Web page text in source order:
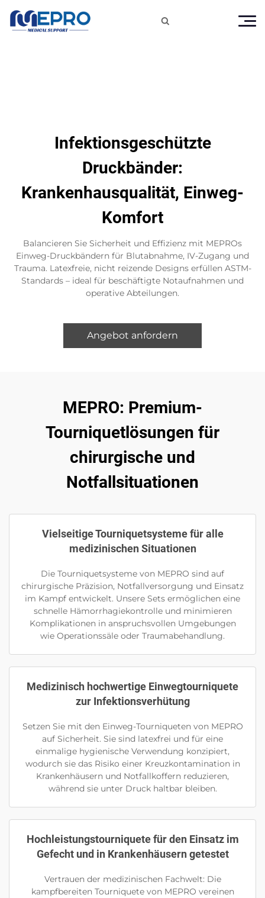

Infektionsgeschützte
Druckbänder:
Krankenhausqualität, Einweg-
Komfort
Balancieren Sie Sicherheit und Effizienz mit MEPROs
Einweg-Druckbändern für Blutabnahme, IV-Zugang und
Trauma. Latexfreie, nicht reizende Designs erfüllen ASTM-
Standards – ideal für beschäftigte Notaufnahmen und
operative Abteilungen.
Angebot anfordern
MEPRO: Premium-
Tourniquetlösungen für
chirurgische und
Notfallsituationen
Vielseitige Tourniquetsysteme für alle
medizinischen Situationen
Die Tourniquetsysteme von MEPRO sind auf
chirurgische Präzision, Notfallversorgung und Einsatz
im Kampf entwickelt. Unsere Sets ermöglichen eine
schnelle Hämorrhagiekontrolle und minimieren
Komplikationen in anspruchsvollen Umgebungen
wie Operationssäle oder Traumabehandlung.
Medizinisch hochwertige Einwegtourniquete
zur Infektionsverhütung
Setzen Sie mit den Einweg-Tourniqueten von MEPRO
auf Sicherheit. Sie sind latexfrei und für eine
einmalige hygienische Verwendung konzipiert,
wodurch sie das Risiko einer Kreuzkontamination in
Krankenhäusern und Notfallkoffern reduzieren,
während sie unter Druck haltbar bleiben.
Hochleistungstourniquete für den Einsatz im
Gefecht und in Krankenhäusern getestet
Vertrauen der medizinischen Fachwelt: Die
kampfbereiten Tourniquete von MEPRO vereinen